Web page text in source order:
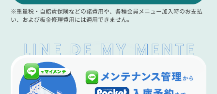
※重量税・自賠責保険などの諸費用や、各種会員メニュー加入時のお支払
い、および板金修理費用には適用できません。